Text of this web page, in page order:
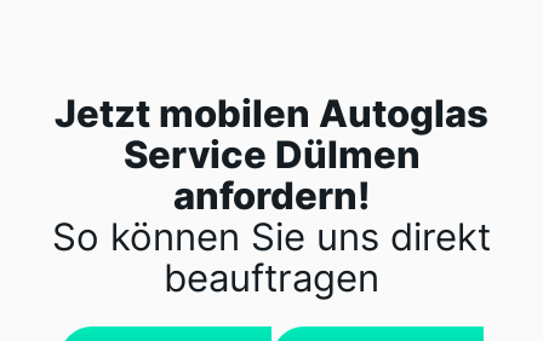
Jetzt mobilen Autoglas
Service Dülmen
anfordern!
So können Sie uns direkt
beauftragen